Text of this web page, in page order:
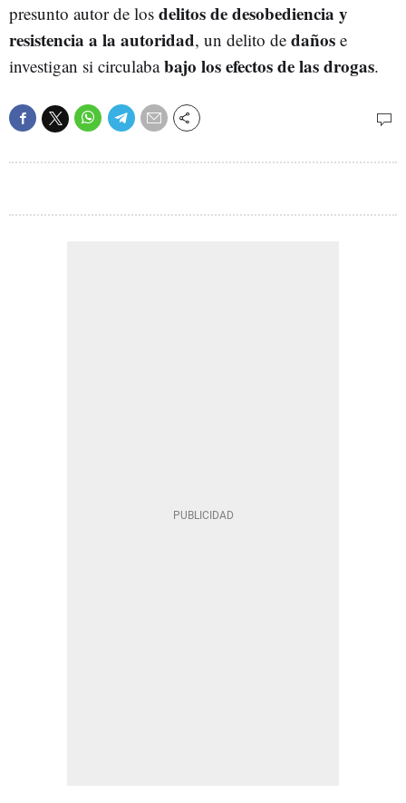
presunto autor de los delitos de desobediencia y
resistencia a la autoridad, un delito de daños e
investigan si circulababajo los efectos de las drogas.